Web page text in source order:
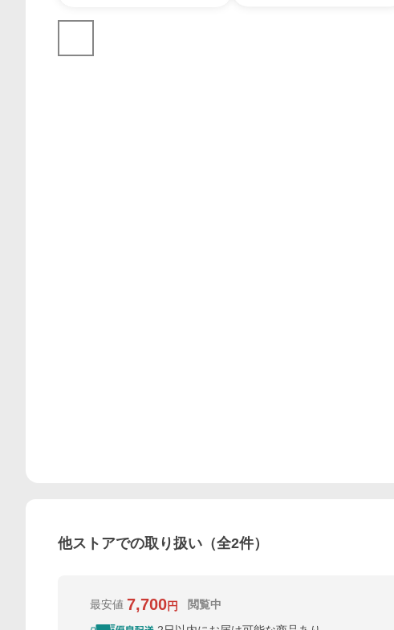
他ストアでの取り扱い（全2件）
最安値 7,700円
閲覧中